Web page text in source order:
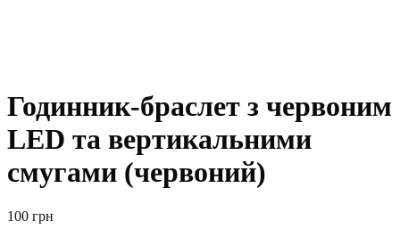
Годинник-браслет з червоним
LED та вертикальними
смугами (червоний)
100 грн